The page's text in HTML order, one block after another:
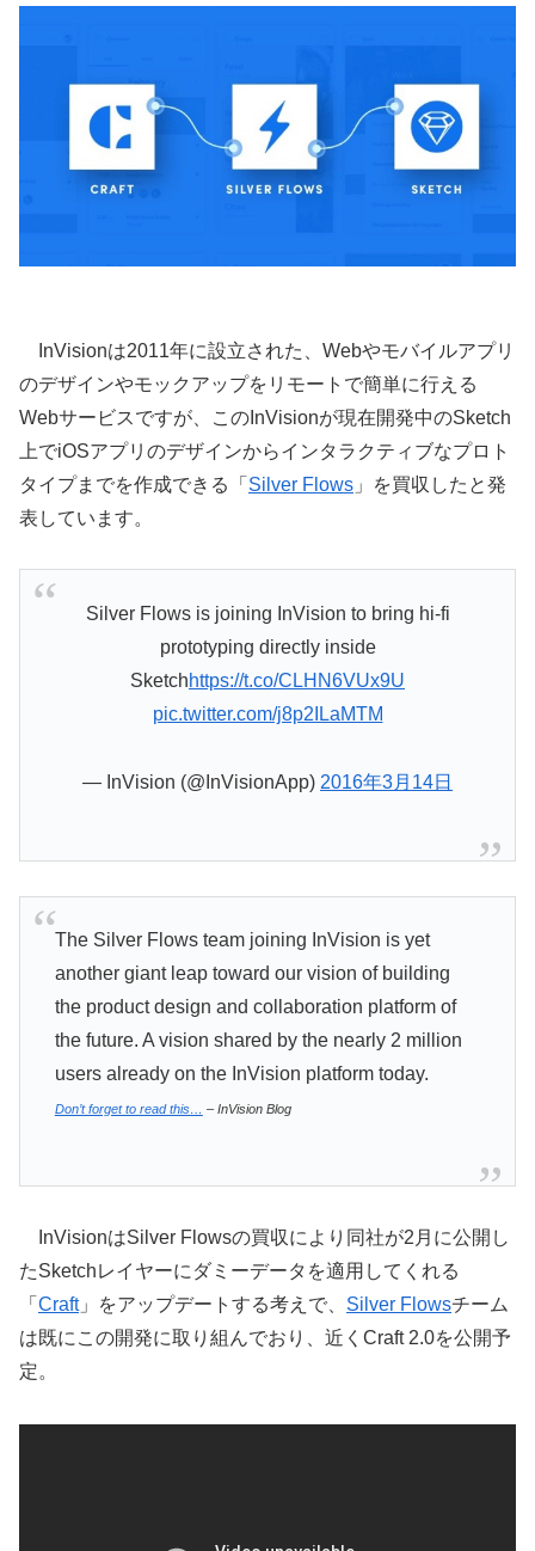
InVisionは2011年に設立された、Webやモバイルアプリ
のデザインやモックアップをリモートで簡単に行える
Webサービスですが、このInVisionが現在開発中のSketch
上でiOSアプリのデザインからインタラクティブなプロト
タイプまでを作成できる「 Silver Flows 」を買収したと発
表しています。
Silver Flows is joining InVision to bring hi-fi
prototyping directly inside
Sketchhttps://t.co/CLHN6VUx9U
pic.twitter.com/j8p2ILaMTM
— InVision (@InVisionApp) 2016年3月14日
The Silver Flows team joining InVision is yet
another giant leap toward our vision of building
the product design and collaboration platform of
the future. A vision shared by the nearly 2 million
users already on the InVision platform today.
Don’t forget to read this… – InVision Blog
InVisionはSilver Flowsの買収により同社が2月に公開し
たSketchレイヤーにダミーデータを適用してくれる
「 Craft」をアップデートする考えで、 Silver Flowsチーム
は既にこの開発に取り組んでおり、近くCraft 2.0を公開予
定。